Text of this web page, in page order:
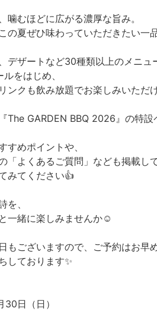
噛むほどに広がる濃厚な旨み。
の夏ぜひ味わっていただきたい一
デザートなど30種類以上のメニュ
をはじめ、
ンクも飲み放題でお楽しみいただ
The GARDEN BBQ 2026』の特設
すめポイントや、
「よくあるご質問」なども掲載して
みてください👍
を、
一緒に楽しみませんか☺
もございますので、ご予約はお早
しております✨
日（日）